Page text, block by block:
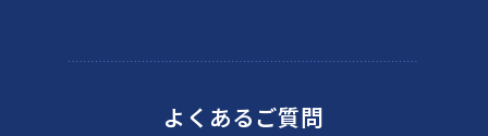
よくあるご質問